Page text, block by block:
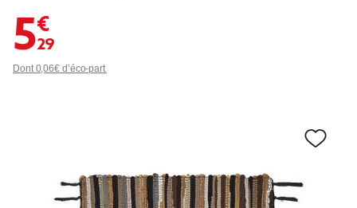
5,29 €
Dont 0,06€ d’éco-part